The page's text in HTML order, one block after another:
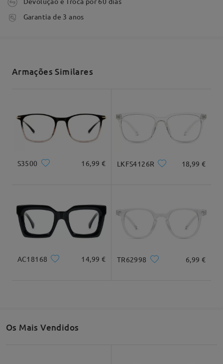
redondo
Largura total
130mm/ 5,12"
Compromento da haste
141mm/ 5,55"
Comentários
Escrever um Comentário
tempo de processamento
Entrega
Garantia de 3 anos
Armações Similares
S3500 16,99 € LKFS4126R 18,99 €
AC18168 14,99 € TR62998 6,99 €
Os Mais Vendidos